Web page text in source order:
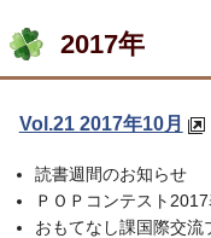
2017年
Vol.21 2017年10月
読書週間のお知らせ
ＰＯＰコンテスト
おもてなし課国際交流